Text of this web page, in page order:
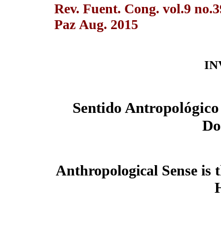
Rev. Fuent. Cong. vol.9
Paz Aug. 2015
Sentido
Anthropological Sense is